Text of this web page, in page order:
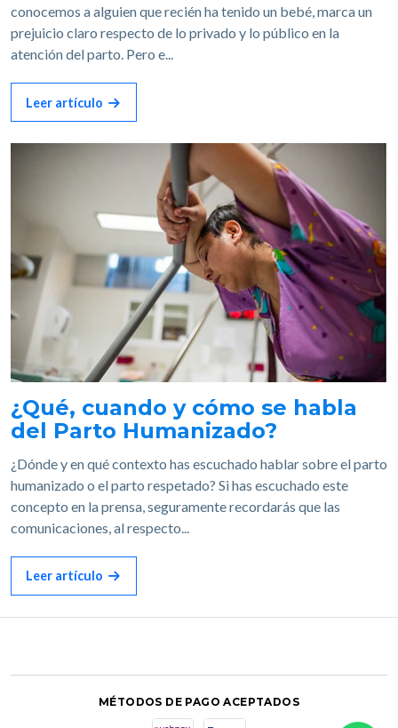
conocemos a alguien que recién ha tenido un bebé, marca un
prejuicio claro respecto de lo privado y lo público en la
atención del parto. Pero e...
Leer artículo
¿Qué, cuando y cómo se habla
del Parto Humanizado?
¿Dónde y en qué contexto has escuchado hablar sobre el parto
humanizado o el parto respetado? Si has escuchado este
concepto en la prensa, seguramente recordarás que las
comunicaciones, al respecto...
Leer artículo
MÉTODOS DE PAGO ACEPTADOS